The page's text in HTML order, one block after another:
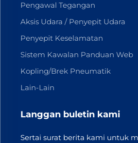
Pengawal Tegangan
Aksis Udara / Penyepit Udara
Penyepit Keselamatan
Sistem Kawalan Panduan Web
Kopling/Brek Pneumatik
Lain-Lain
Langgan buletin kami
Sertai surat berita kami untuk